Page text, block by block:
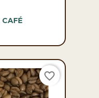
CAFÉ
favorite_border